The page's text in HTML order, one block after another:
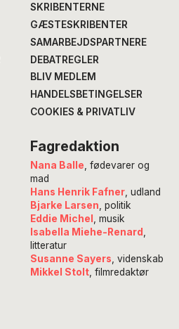
SKRIBENTERNE
GÆSTESKRIBENTER
SAMARBEJDSPARTNERE
DEBATREGLER
BLIV MEDLEM
HANDELSBETINGELSER
COOKIES & PRIVATLIV
Fagredaktion
Nana Balle , fødevarer og
mad
Hans Henrik Fafner, udland
Bjarke Larsen , politik
Eddie Michel
, musik
Isabella Miehe-Renard
litteratur
Susanne Sayers , videnskab
Mikkel Stolt, filmredaktør